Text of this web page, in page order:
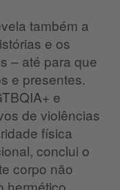
também a
e os
– até para que
e presentes.
e
de violências
física
conclui o
corpo não